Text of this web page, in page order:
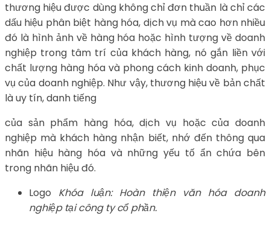
thương hiệu được dùng không chỉ đơn thuần là chỉ các
dấu hiệu phân biệt hàng hóa, dịch vụ mà cao hơn nhiều
đó là hình ảnh về hàng hóa hoặc hình tượng về doanh
nghiệp trong tâm trí của khách hàng, nó gắn liền với
chất lượng hàng hóa và phong cách kinh doanh, phục
vụ của doanh nghiệp. Như vậy, thương hiệu về bản chất
là uy tín, danh tiếng
của sản phẩm hàng hóa, dịch vụ hoặc của doanh
nghiệp mà khách hàng nhận biết, nhớ đến thông qua
nhãn hiệu hàng hóa và những yếu tố ẩn chứa bên
trong nhãn hiệu đó.
Logo Khóa luận: Hoàn thiện văn hóa doanh
nghiệp tại công ty cổ phần.